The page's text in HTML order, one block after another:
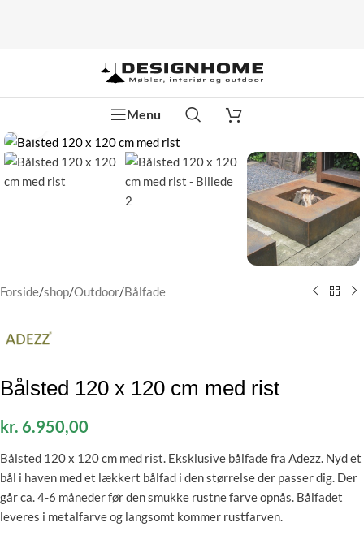
Menu
Klik for at forstørre
Forside/shop/Outdoor/Bålfade
Bålsted 120 x 120 cm med rist
kr. 6.950,00
Bålsted 120 x 120 cm med rist. Eksklusive bålfade fra Adezz. Nyd et
bål i haven med et lækkert bålfad i den størrelse der passer dig. Der
går ca. 4-6 måneder før den smukke rustne farve opnås. Bålfadet
leveres i metalfarve og langsomt kommer rustfarven.